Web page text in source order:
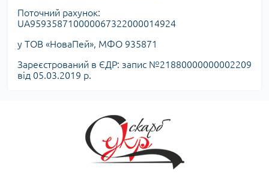
Поточний рахунок:
UA959358710000067322000014924
у ТОВ «НоваПей», МФО 935871
Зареєстрований в ЄДР: запис №21880000000002209
від 05.03.2019 р.